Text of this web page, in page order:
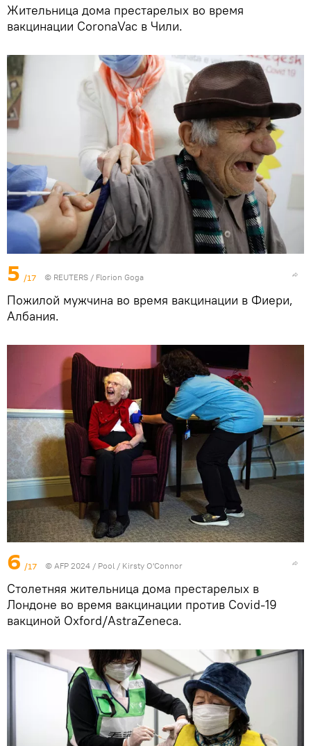
Жительница дома престарелых во время
вакцинации CoronaVac в Чили.
5 /17 © REUTERS / Florion Goga
Пожилой мужчина во время вакцинации в Фиери,
Албания.
6 /17 © AFP 2024 / Pool / Kirsty O'Connor
Столетняя жительница дома престарелых в
Лондоне во время вакцинации против Covid-19
вакциной Oxford/AstraZeneca.